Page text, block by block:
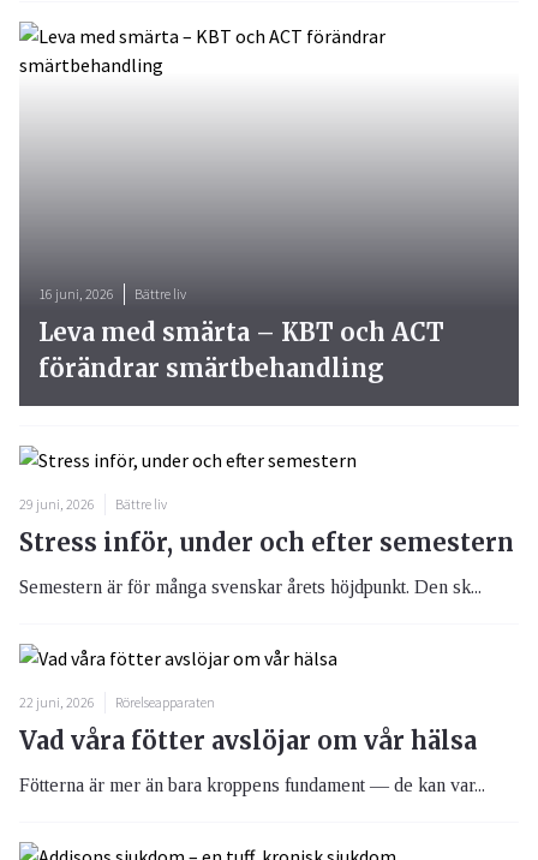
29 juni, 2026 Bättre liv
Stress inför, under och efter semestern
Semestern är för många svenskar årets höjdpunkt. Den sk...
22 juni, 2026 Rörelseapparaten
Vad våra fötter avslöjar om vår hälsa
Fötterna är mer än bara kroppens fundament — de kan var...
16 juni, 2026 Bättre liv
Leva med smärta – KBT och ACT
förändrar smärtbehandling